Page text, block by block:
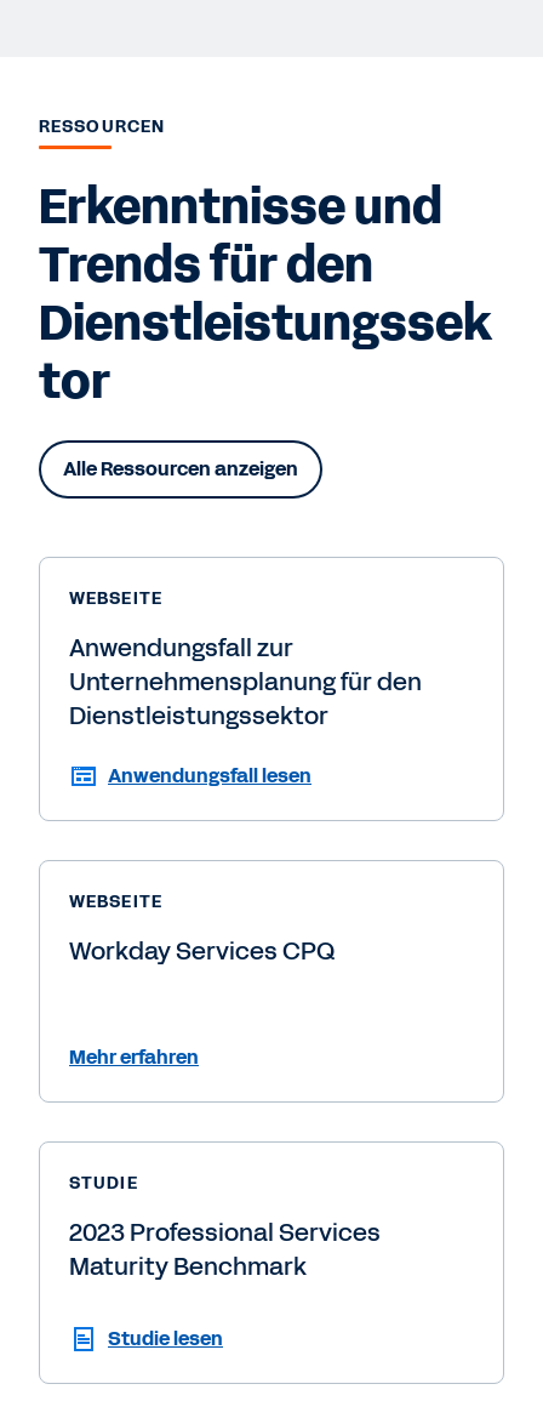
RESSOURCEN
Erkenntnisse und
Trends für den
Dienstleistungssek
tor
Alle Ressourcen anzeigen
WEBSEITE
Anwendungsfall zur
Unternehmensplanung für den
Dienstleistungssektor
Anwendungsfall lesen
WEBSEITE
Workday Services CPQ
Mehr erfahren
STUDIE
2023 Professional Services
Maturity Benchmark
Studie lesen